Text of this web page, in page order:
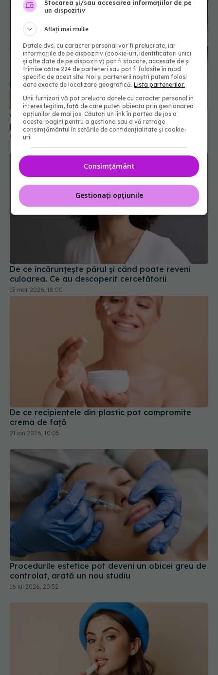
Ce înseamnă secundele afișate pe lampa LED
pentru unghii
08 mar 2026, 10:11
De ce încărunțește părul și când poate reveni
culoarea. Ce au descoperit cercetătorii
15 mar 2026, 18:00
De ce recipientele din plastic pot compromite
crema de față
21 ian 2026, 10:05
Procedurile estetice pot deveni un obicei greu de
controlat, arată un nou studiu
16 iul 2026, 20:52
Stocarea și/sau accesarea informațiilor de pe
un dispozitiv
Aflați mai multe
Datele dvs. cu caracter personal vor fi prelucrate, iar
informațiile de pe dispozitiv (cookie-uri, identificatori unici
și alte date de pe dispozitiv) pot fi stocate, accesate de și
trimise către 224 de parteneri sau pot fi folosite în mod
specific de acest site. Noi și partenerii noștri putem folosi
date exacte de localizare geografică.Lista partenerilor.
Unii furnizori vă pot prelucra datele cu caracter personal în
interes legitim, față de care puteți obiecta prin gestionarea
opțiunilor de mai jos. Căutați un link în partea de jos a
acestei pagini pentru a gestiona sau a vă retrage
consimțământul în setările de confidențialitate și cookie-
uri.
Consimțământ
Gestionați opțiunile